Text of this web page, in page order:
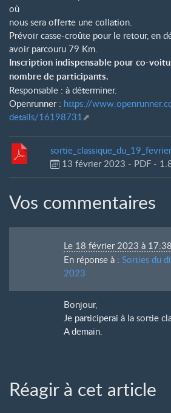
où
nous sera offerte une collation.
Prévoir casse-croûte pour le retour, en
avoir parcouru 79 Km.
Inscription indispensable pour co-
nombre de participants.
Responsable : à déterminer.
Openrunner : https://
details/16198731
13 février 2023 - PDF-
Vos commentaires
Le 18 février 2023 à 17:38
En réponse à : Sorties du
2023
Bonjour,
Je participerai à la sortie
A demain.
Réagir à cet article